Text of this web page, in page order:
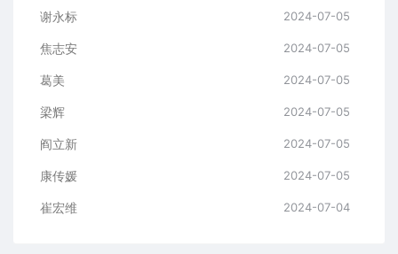
谢永标 2024-07-05
焦志安 2024-07-05
葛美 2024-07-05
梁辉 2024-07-05
阎立新 2024-07-05
康传媛 2024-07-05
崔宏维 2024-07-04